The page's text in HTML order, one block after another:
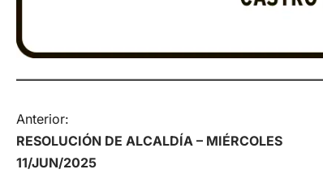
N
a
Anterior:
RESOLUCIÓN DE ALCALDÍA – MIÉRCOLES
11/JUN/2025